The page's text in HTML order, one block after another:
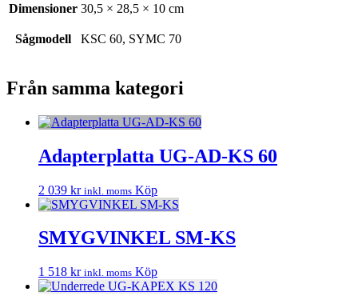
Dimensioner 30,5 × 28,5 × 10 cm
Sågmodell KSC 60, SYMC 70
Från samma kategori
Adapterplatta UG-AD-KS 60
2 039 kr inkl. moms Köp
SMYGVINKEL SM-KS
1 518 kr inkl. moms Köp